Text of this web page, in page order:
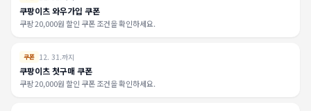
쿠팡이츠 와우가입 쿠폰
쿠팡 20,000원 할인 쿠폰 조건을 확인하세요.
쿠폰 12. 31.까지
쿠팡이츠 첫구매 쿠폰
쿠팡 20,000원 할인 쿠폰 조건을 확인하세요.